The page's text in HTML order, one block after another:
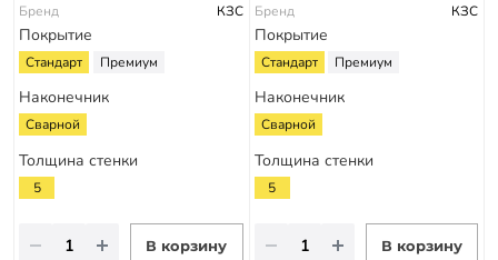
Бренд КЗС
Покрытие
Стандарт Премиум
Наконечник
Сварной
Толщина стенки
5
В корзину
Бренд КЗС
Покрытие
Стандарт Премиум
Наконечник
Сварной
Толщина стенки
5
В корзину